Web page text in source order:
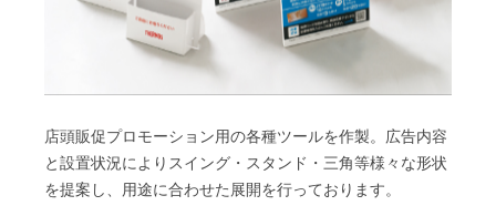
店頭販促プロモーション用の各種ツールを作製。広告内容
と設置状況によりスイング・スタンド・三角等様々な形状
を提案し、用途に合わせた展開を行っております。